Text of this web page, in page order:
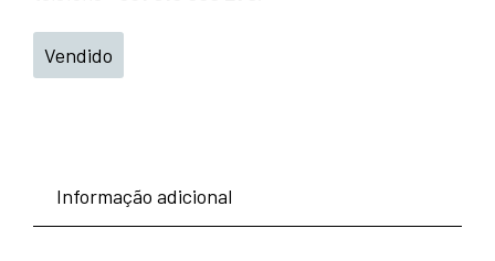
Vendido
Informação adicional